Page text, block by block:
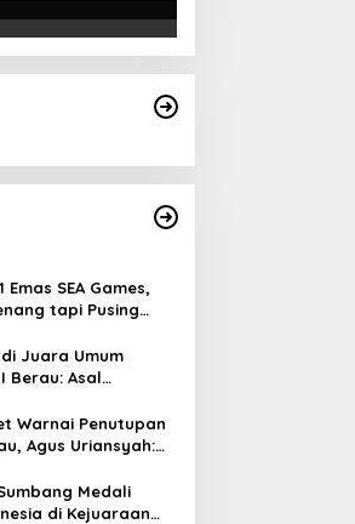
SEA Games,
tapi Pusing
Juara Umum
Berau: Asal
Warnai Penutupan
Agus Uriansyah:
Medali
di Kejuaraan